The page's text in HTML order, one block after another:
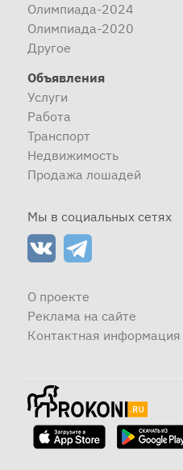
Олимпиада-2024
Олимпиада-2020
Другое
Объявления
Услуги
Работа
Транспорт
Недвижимость
Продажа лошадей
Мы в социальных сетях
О проекте
Реклама на сайте
Контактная информация